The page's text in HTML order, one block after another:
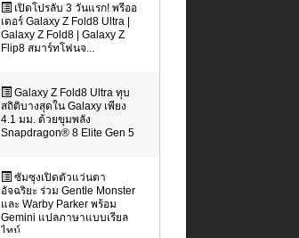
เปิดโปรลับ 3 วันแรก! พรีออ
เดอร์ Galaxy Z Fold8 Ultra |
Galaxy Z Fold8 | Galaxy Z
Flip8 สมาร์ทโฟนจ...
Galaxy Z Fold8 Ultra ทุบ
สถิติบางสุดใน Galaxy เพียง
4.1 มม. ด้วยขุมพลัง
Snapdragon® 8 Elite Gen 5
ซัมซุงเปิดตัวแว่นตา
อัจฉริยะ ร่วม Gentle Monster
และ Warby Parker พร้อม
Gemini แปลภาษาแบบเรียล
ไทม์